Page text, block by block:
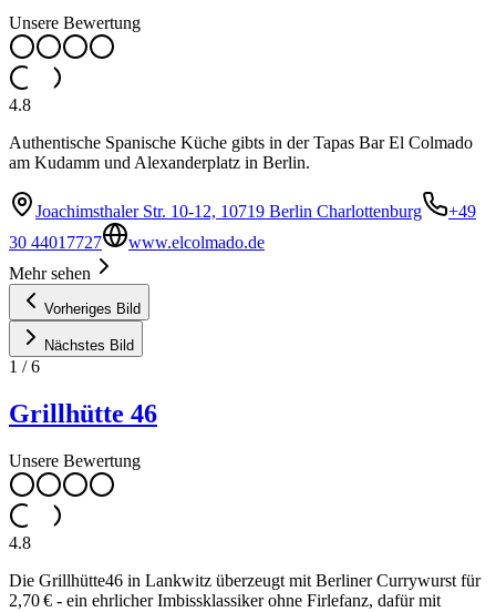
Unsere Bewertung
4.8
Authentische Spanische Küche gibts in der Tapas Bar El Colmado
am Kudamm und Alexanderplatz in Berlin.
Joachimsthaler Str. 10-12, 10719 Berlin Charlottenburg
+49
30 44017727
www.elcolmado.de
Mehr sehen
Vorheriges Bild
Nächstes Bild
1 /6
Grillhütte 46
Unsere Bewertung
4.8
Die Grillhütte46 in Lankwitz überzeugt mit Berliner Currywurst für
2,70 € - ein ehrlicher Imbissklassiker ohne Firlefanz, dafür mit